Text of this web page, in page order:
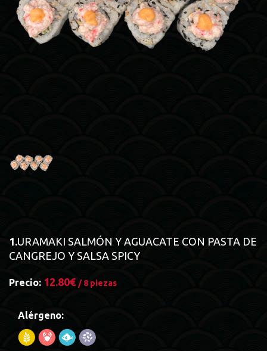
1.URAMAKI SALMÓN Y AGUACATE CON PASTA DE
CANGREJO Y SALSA SPICY
Precio: 12.80€ / 8 piezas
Alérgeno: